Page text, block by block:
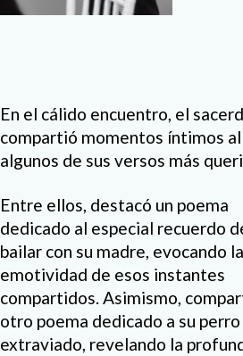
En el cálido encuentro, el
compartió momentos íntimos
algunos de sus versos más
Entre ellos, destacó un poema
dedicado al especial recuerdo
bailar con su madre, evocando la
emotividad de esos instantes
compartidos. Asimismo,
otro poema dedicado a su perro
extraviado, revelando la